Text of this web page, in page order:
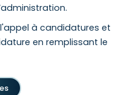
à candidatures et
en remplissant le